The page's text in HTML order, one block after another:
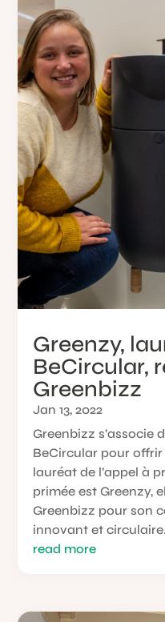
Greenzy,
BeCircular,
Greenbizz
Jan 13, 2022
Greenbizz s’associe
BeCircular pour
lauréat de l’appel à
primée est Greenzy,
Greenbizz pour son
innovant et
read more